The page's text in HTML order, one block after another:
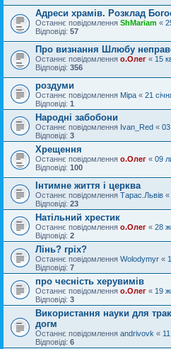
Адреси храмів. Розклад
Останнє повідомлення ShMariam «
Відповіді: 57
Про визнання Шлюбу
Останнє повідомлення о.Олег « 15
Відповіді: 356
роздуми
Останнє повідомлення Міра « 21
Відповіді: 1
Народні забобони
Останнє повідомлення Ivan_Red «
Відповіді: 3
Хрещення
Останнє повідомлення о.Олег « 09
Відповіді: 100
Інтимне життя і церква
Останнє повідомлення Тарас.Львів «
Відповіді: 23
Натільний хрестик
Останнє повідомлення о.Олег « 28
Відповіді: 2
Лінь? гріх?
Останнє повідомлення Wolodymyr «
Відповіді: 7
про чесність херувимів
Останнє повідомлення о.Олег « 19
Відповіді: 3
Використання науки для
догм
Останнє повідомлення andrivovk «
Відповіді: 6